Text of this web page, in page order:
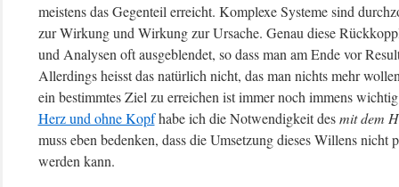
meistens das Gegenteil erreicht. Komplexe Systeme sind
zur Wirkung und Wirkung zur Ursache. Genau diese
und Analysen oft ausgeblendet, so dass man am Ende vor
Allerdings heisst das natürlich nicht, das man nichts mehr
ein bestimmtes Ziel zu erreichen ist immer noch immens
Herz und ohne Kopfhabe ich die Notwendigkeit desmit dem
muss eben bedenken, dass die Umsetzung dieses Willens
werden kann.